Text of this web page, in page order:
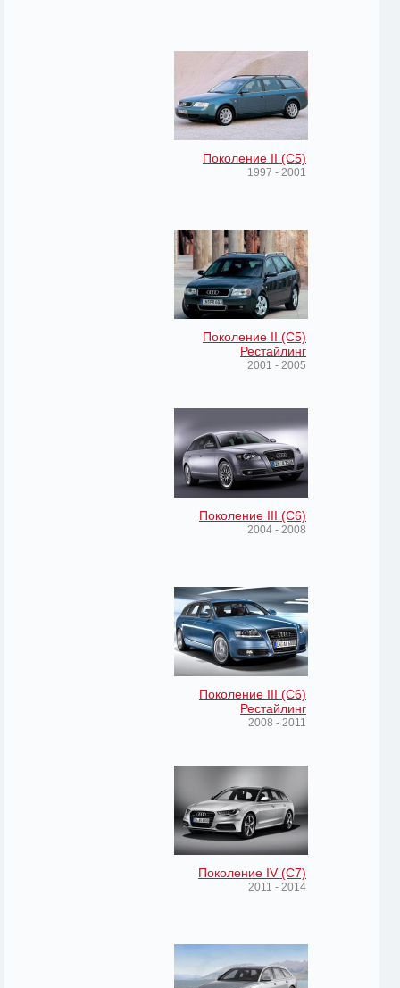
Поколение II (C5)
1997 - 2001
Поколение II (C5)
Рестайлинг
2001 - 2005
Поколение III (C6)
2004 - 2008
Поколение III (C6)
Рестайлинг
2008 - 2011
Поколение IV (C7)
2011 - 2014